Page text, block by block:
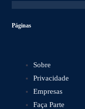
Páginas
Sobre
Privacidade
Empresas
Faça Parte